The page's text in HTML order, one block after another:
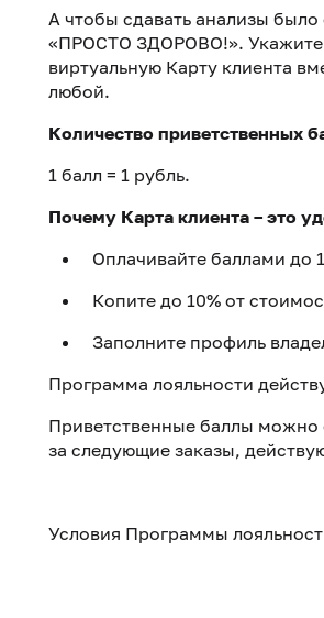
А чтобы сдавать анализы
«ПРОСТО ЗДОРОВО!». Укажите
виртуальную Карту клиента
любой.
Количество приветственных
1 балл = 1 рубль.
Почему Карта клиента – это
Оплачивайте баллами до
Копите до 10% от
Заполните профиль
Программа лояльности
Приветственные баллы можно
за следующие заказы,
Условия Программы